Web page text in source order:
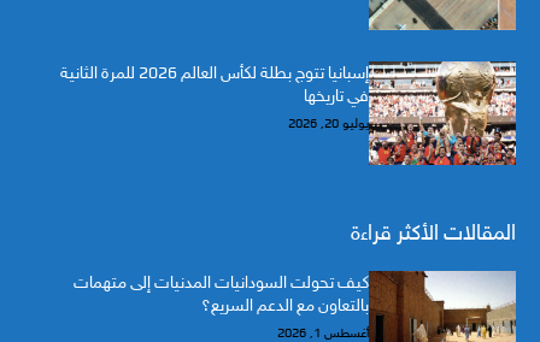
إسبانيا تتوج بطلة لكأس العالم 2026 للمرة الثانية
في تاريخها
يوليو 20, 2026
المقالات الأكثر قراءة
كيف تحولت السودانيات المدنيات إلى متهمات
بالتعاون مع الدعم السريع؟
أغسطس 1, 2026